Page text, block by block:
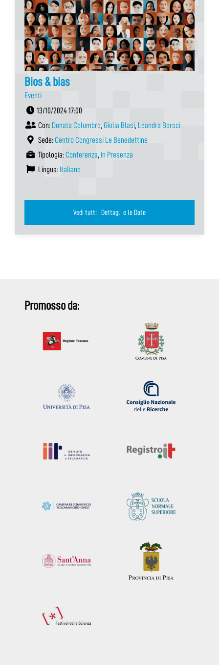
Bios & bias
Eventi
13/10/2024 17:00
Con: Donata Columbro, Giulia Blasi, Leandra Borsci
Sede: Centro Congressi Le Benedettine
Tipologia: Conferenza, In Presenza
Lingua: Italiano
Vedi tutti i Dettagli e le Date
Promosso da: